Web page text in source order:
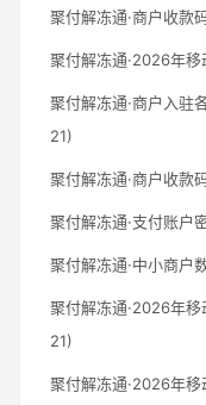
聚付解冻通·商户收款
聚付解冻通·2026年
聚付解冻通·商户入驻
21)
聚付解冻通·商户收款
聚付解冻通·支付账户
聚付解冻通·中小商户
聚付解冻通·2026年
21)
聚付解冻通·2026年